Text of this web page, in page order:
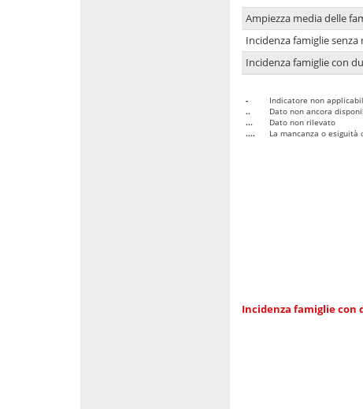
Ampiezza media delle
Incidenza famiglie senza
Incidenza famiglie con
-
Indicatore non
..
Dato non ancora
...
Dato non rilevato
....
La mancanza o
Incidenza famiglie con